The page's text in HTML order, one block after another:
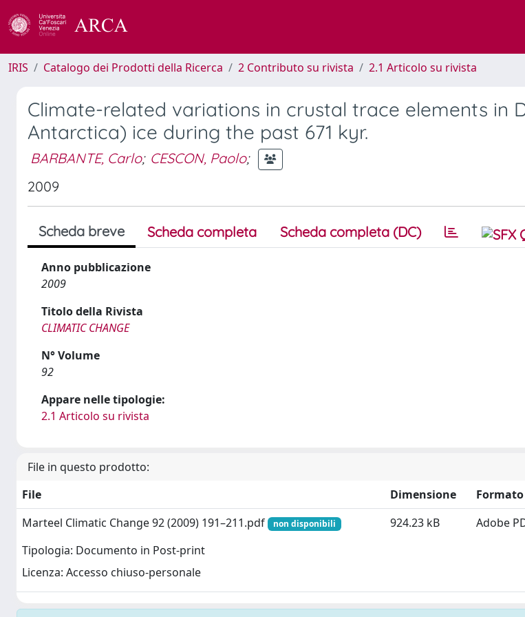
IRIS Catalogo dei Prodotti della Ricerca 2 Contributo su rivista 2.1 Articolo su rivista
Climate-related variations in crustal trace elements in
Antarctica) ice during the past 671 kyr.
BARBANTE, Carlo; CESCON, Paolo;
2009
Scheda breve Scheda completa Scheda completa (DC)
Anno pubblicazione
2009
Titolo della Rivista
CLIMATIC CHANGE
N° Volume
92
Appare nelle tipologie:
2.1 Articolo su rivista
File in questo prodotto:
File
Dimensione
Formato
Marteel Climatic Change 92 (2009) 191–211.pdf
non disponibili
Tipologia: Documento in Post-print
Licenza: Accesso chiuso-personale
924.23 kB Adobe